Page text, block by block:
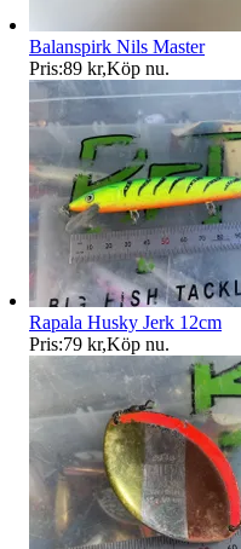
Balanspirk Nils Master
Pris:89 kr,Köp nu.
Rapala Husky Jerk 12cm
Pris:79 kr,Köp nu.